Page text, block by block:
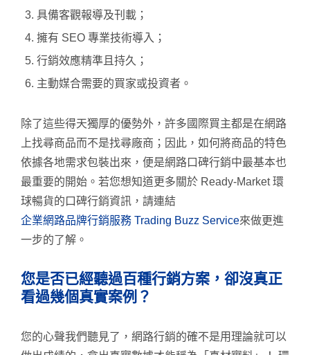
具備客觀報導及刊載；
擁有 SEO 專業技術導入；
行銷效應精準且持久；
主動媒合需要的買家或投資者。
除了這些得天獨厚的優勢外，許多國際買主都是在網路
上找尋商品而不是找尋廠商；因此，如何將商品的特色
依據各地需求包裝出來，便是網路口碑行銷中最基本也
最重要的開始。若您想知道更多關於 Ready-Market 環
球暢貨的口碑行銷資訊，請連結
企業網路品牌行銷服務 Trading Buzz Service來做更進
一步的了解。
您是否已經聽過百種行銷方案，卻沒真正
看過幾個真實案例？
您的心聲我們聽見了，網路行銷的確不是用理論就可以